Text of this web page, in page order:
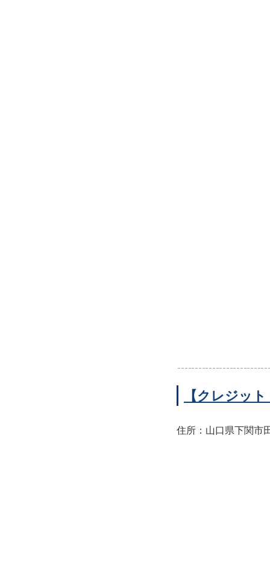
【クレジッ
住所：山口県下関市